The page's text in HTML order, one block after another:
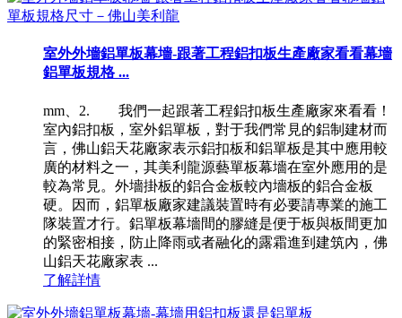
室外外墻鋁單板幕墻-跟著工程鋁扣板生產廠家看看幕墻
鋁單板規格 ...
mm、2. 我們一起跟著工程鋁扣板生產廠家來看看！
室內鋁扣板，室外鋁單板，對于我們常見的鋁制建材而
言，佛山鋁天花廠家表示鋁扣板和鋁單板是其中應用較
廣的材料之一，其美利龍源藝單板幕墻在室外應用的是
較為常見。外墻掛板的鋁合金板較內墻板的鋁合金板
硬。因而，鋁單板廠家建議裝置時有必要請專業的施工
隊裝置才行。鋁單板幕墻間的膠縫是便于板與板間更加
的緊密相接，防止降雨或者融化的露霜進到建筑內，佛
山鋁天花廠家表 ...
了解詳情